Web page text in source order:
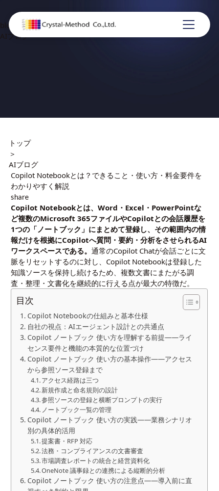
blog
AIブログ
トップ
＞
AIブログ
Copilot Notebookとは？できること・使い方・料金要件を
わかりやすく解説
share
Copilot Notebookとは、Word・Excel・PowerPointな
ど複数のMicrosoft 365ファイルやCopilotとの会話履歴を
1つの「ノートブック」にまとめて登録し、その範囲内の情
報だけを根拠にCopilotへ質問・要約・分析をさせられるAI
ワークスペースである。通常のCopilot Chatが会話ごとに文
脈をリセットするのに対し、Copilot Notebookは登録した
知識ソースを保持し続けるため、複数文書にまたがる調
査・整理・文書化を継続的に行える点が最大の特徴だ。
目次
Copilot Notebookの仕組みと基本仕様
自社の視点：AIエージェント設計との共通点
Copilot ノートブック 使い方を理解する前提――ライ
センス要件と機能の本質的な位置づけ
Copilot ノートブック 使い方の基本操作――アクセス
から参照ソース登録まで
アクセス経路は三つ
新規作成と命名規則の設計
参照ソースの登録と横断プロンプトの実行
ノートブック一覧の管理
Copilot ノートブック 使い方の実践――業務シナリオ
別の具体的活用
提案書・RFP 対応
法務・コンプライアンスの文書審査
市場調査レポートの統合と経営資料化
OneNote 議事録との連携による縦断的分析
Copilot ノートブック 使い方の注意点――導入前に直